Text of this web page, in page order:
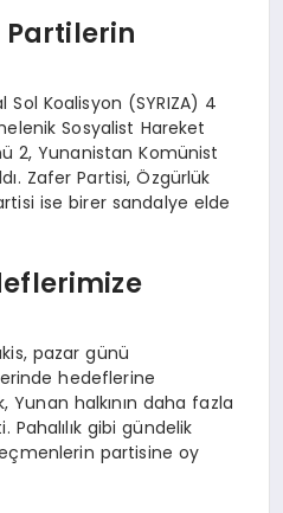
Partilerin
Koalisyon (SYRIZA) 4
Sosyalist Hareket
2, Yunanistan Komünist
Zafer Partisi, Özgürlük
ise birer sandalye elde
pazar günü
hedeflerine
Yunan halkının daha fazla
gibi gündelik
partisine oy